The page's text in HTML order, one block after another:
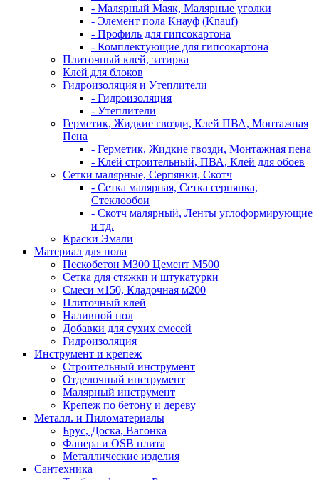
- Малярный Маяк, Малярные уголки
- Элемент пола Кнауф (Knauf)
- Профиль для гипсокартона
- Комплектующие для гипсокартона
Плиточный клей, затирка
Клей для блоков
Гидроизоляция и Утеплители
- Гидроизоляция
- Утеплители
Герметик, Жидкие гвозди, Клей ПВА, Монтажная
Пена
- Герметик, Жидкие гвозди, Монтажная пена
- Клей строительный, ПВА, Клей для обоев
Сетки малярные, Серпянки, Скотч
- Сетка малярная, Сетка серпянка,
Стеклообои
- Скотч малярный, Ленты углоформирующие
и тд.
Краски Эмали
Материал для пола
Пескобетон М300 Цемент М500
Сетка для стяжки и штукатурки
Смеси м150, Кладочная м200
Плиточный клей
Наливной пол
Добавки для сухих смесей
Гидроизоляция
Инструмент и крепеж
Строительный инструмент
Отделочный инструмент
Малярный инструмент
Крепеж по бетону и дереву
Металл. и Пиломатериалы
Брус, Доска, Вагонка
Фанера и OSB плита
Металлические изделия
Сантехника